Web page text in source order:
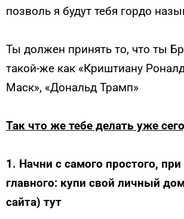
позволь я будут тебя гордо
Ты должен принять то, что ты
такой-же как «Криштиану
Маск», «Дональд Трамп»
Так что же тебе делать уже
1. Начни с самого простого,
главного: купи свой личный
сайта) тут